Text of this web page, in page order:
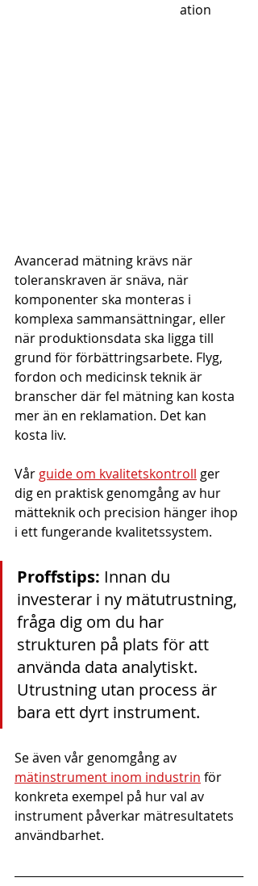
ation
Avancerad mätning krävs när
toleranskraven är snäva, när
komponenter ska monteras i
komplexa sammansättningar, eller
när produktionsdata ska ligga till
grund för förbättringsarbete. Flyg,
fordon och medicinsk teknik är
branscher där fel mätning kan kosta
mer än en reklamation. Det kan
kosta liv.
Vår guide om kvalitetskontroll ger
dig en praktisk genomgång av hur
mätteknik och precision hänger ihop
i ett fungerande kvalitetssystem.
Proffstips: Innan du
investerar i ny mätutrustning,
fråga dig om du har
strukturen på plats för att
använda data analytiskt.
Utrustning utan process är
bara ett dyrt instrument.
Se även vår genomgång av
mätinstrument inom industrin för
konkreta exempel på hur val av
instrument påverkar mätresultatets
användbarhet.